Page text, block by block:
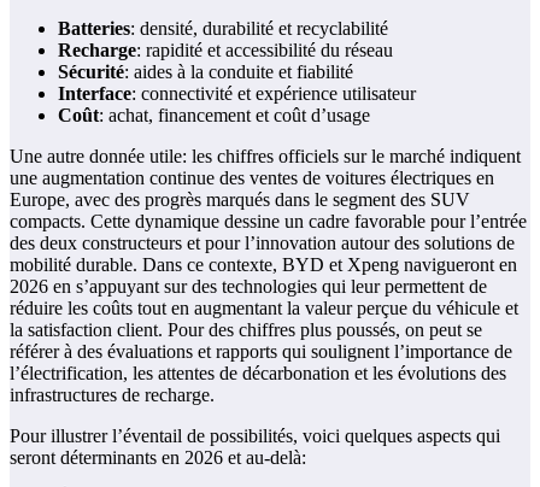
Batteries: densité, durabilité et recyclabilité
Recharge: rapidité et accessibilité du réseau
Sécurité: aides à la conduite et fiabilité
Interface: connectivité et expérience utilisateur
Coût: achat, financement et coût d’usage
Une autre donnée utile: les chiffres officiels sur le marché indiquent
une augmentation continue des ventes de voitures électriques en
Europe, avec des progrès marqués dans le segment des SUV
compacts. Cette dynamique dessine un cadre favorable pour l’entrée
des deux constructeurs et pour l’innovation autour des solutions de
mobilité durable. Dans ce contexte, BYD et Xpeng navigueront en
2026 en s’appuyant sur des technologies qui leur permettent de
réduire les coûts tout en augmentant la valeur perçue du véhicule et
la satisfaction client. Pour des chiffres plus poussés, on peut se
référer à des évaluations et rapports qui soulignent l’importance de
l’électrification, les attentes de décarbonation et les évolutions des
infrastructures de recharge.
Pour illustrer l’éventail de possibilités, voici quelques aspects qui
seront déterminants en 2026 et au-delà: